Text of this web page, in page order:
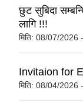
छुट सुबिदा
लागि !!!
मिति: 08/07/2026
Invitaion for
मिति: 08/04/2026